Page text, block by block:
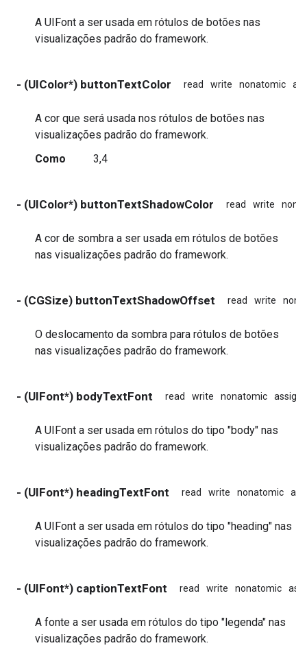
A UIFont a ser usada em rótulos de botões nas
visualizações padrão do framework.
- (UIColor*) buttonTextColor read write nonatomic
A cor que será usada nos rótulos de botões nas
visualizações padrão do framework.
Como
3,4
- (UIColor*) buttonTextShadowColor read write
A cor de sombra a ser usada em rótulos de botões
nas visualizações padrão do framework.
- (CGSize) buttonTextShadowOffset read write
O deslocamento da sombra para rótulos de botões
nas visualizações padrão do framework.
- (UIFont*) bodyTextFont read write nonatomic assign
A UIFont a ser usada em rótulos do tipo "body" nas
visualizações padrão do framework.
- (UIFont*) headingTextFont read write nonatomic
A UIFont a ser usada em rótulos do tipo "heading" nas
visualizações padrão do framework.
- (UIFont*) captionTextFont read write nonatomic
A fonte a ser usada em rótulos do tipo "legenda" nas
visualizações padrão do framework.